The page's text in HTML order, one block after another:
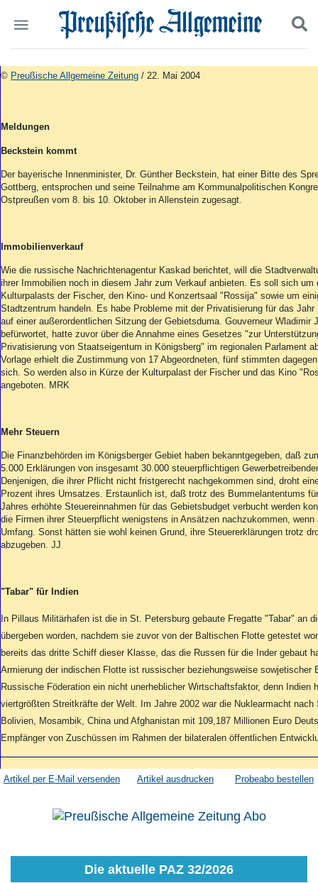
Start
Wer wir sind
Aktuelle Ausgabe
Abonnenten-Login
Abonnent werden
Abo Prämien
Archiv
Politik
Geschichte
Ostpreußen
Pommern
Datenschutz
Suchen und finden
© Preußische Allgemeine Zeitung / 22. Mai 2004
Meldungen
Beckstein kommt
Der bayerische Innenminister, Dr. Günther Beckstein, hat einer Bitte des
Gottberg, entsprochen und seine Teilnahme am Kommunalpolitischen
Ostpreußen vom 8. bis 10. Oktober in Allenstein zugesagt.
Immobilienverkauf
Wie die russische Nachrichtenagentur Kaskad berichtet, will die
ihrer Immobilien noch in diesem Jahr zum Verkauf anbieten. Es soll sich um
Kulturpalasts der Fischer, den Kino- und Konzertsaal "Rossija" sowie um
Stadtzentrum handeln. Es habe Probleme mit der Privatisierung für das Jahr
auf einer außerordentlichen Sitzung der Gebietsduma. Gouverneur Wladimir
befürwortet, hatte zuvor über die Annahme eines Gesetzes "zur
Privatisierung von Staatseigentum in Königsberg" im regionalen Parlament
Vorlage erhielt die Zustimmung von 17 Abgeordneten, fünf stimmten
sich. So werden also in Kürze der Kulturpalast der Fischer und das Kino
angeboten. MRK
Mehr Steuern
Die Finanzbehörden im Königsberger Gebiet haben bekanntgegeben, daß
5.000 Erklärungen von insgesamt 30.000 steuerpflichtigen
Denjenigen, die ihrer Pflicht nicht fristgerecht nachgekommen sind, droht
Prozent ihres Umsatzes. Erstaunlich ist, daß trotz des Bummelantentums
Jahres erhöhte Steuereinnahmen für das Gebietsbudget verbucht werden
die Firmen ihrer Steuerpflicht wenigstens in Ansätzen nachzukommen,
Umfang. Sonst hätten sie wohl keinen Grund, ihre Steuererklärungen trotz
abzugeben. JJ
"Tabar" für Indien
In Pillaus Militärhafen ist die in St. Petersburg gebaute Fregatte "Tabar" an
übergeben worden, nachdem sie zuvor von der Baltischen Flotte getestet
bereits das dritte Schiff dieser Klasse, das die Russen für die Inder gebaut
Armierung der indischen Flotte ist russischer beziehungsweise sowjetischer
Russische Föderation ein nicht unerheblicher Wirtschaftsfaktor, denn Indien
viertgrößten Streitkräfte der Welt. Im Jahre 2002 war die Nuklearmacht nach
Bolivien, Mosambik, China und Afghanistan mit 109,187 Millionen Euro
Empfänger von Zuschüssen im Rahmen der bilateralen öffentlichen
Artikel per E-Mail versenden Artikel ausdrucken Probeabo bestellen
Die aktuelle PAZ 32/2026